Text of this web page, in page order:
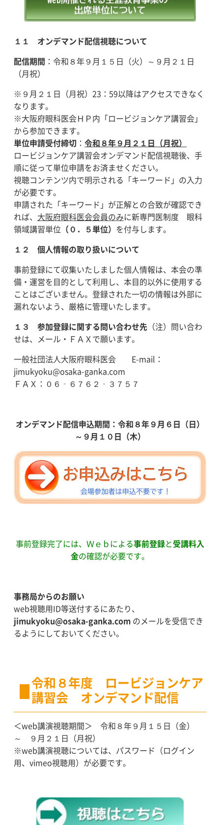
１１ オンデマンド配信視聴について
配信期間
：令和８年９月１５日（火）～９月２１日
（月祝）
※９月２１日（月祝）23：59以降はアクセスできなく
なります。
※大阪府眼科医会ＨＰ内「ロービジョンケア講習会」
から参加できます。
単位申請受付締切 ： 令和８年９月２１日（月祝）
ロービジョンケア講習会オンデマンド配信視聴後、手
順に従って単位申請をお済ませください。
視聴コンテンツ内で明示される「キーワード」の入力
が必要です。
申請された「キーワード」が正解との合致が確認でき
れば、 大阪府眼科医会会員のみに新専門医制度 眼科
領域講習単位 （０．５単位） を付与します。
１２ 個人情報の取り扱いについて
事前登録にて収集いたしました個人情報は、本会の準
備・運営を目的として利用し、本目的以外に使用する
ことはございません。登録された一切の情報は外部に
漏れないよう、厳格に管理いたします。
１３ 参加登録に関する問い合わせ先 （注）問い合わ
せは、メール・ＦＡＸで願います。
一般社団法人大阪府眼科医会 E-mail：
jimukyoku@osaka-ganka.com
ＦＡＸ：０６‐６７６２‐３７５７
オンデマンド配信申込期間：令和８年９月６日（日）
～９月１０日（木）
事前登録完了には、Ｗｅｂによる事前登録と 受講料入
金の確認が必要です。
事務局からのお願い
web視聴用ID等送付するにあたり、
jimukyoku@osaka-ganka.com のメールを受信でき
るようにしておいてください。
令和８ 年度 ロービジョンケア
講習会 オンデマンド配信
＜web講演視聴期間＞ 令和８年９月１５日（金）
～ ９月２１日（月祝）
※web講演視聴については、パスワード（ログイン
用、vimeo視聴用）が必要です。